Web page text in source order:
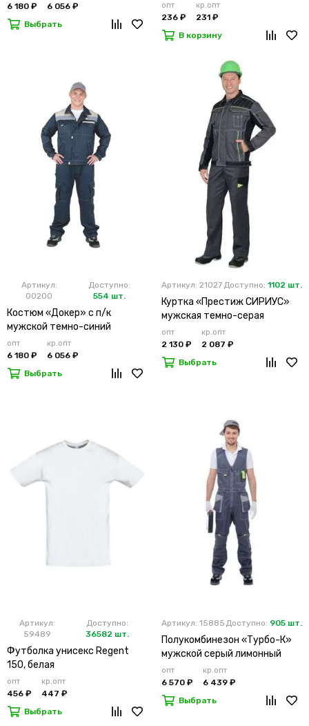
6 180 ₽
6 056 ₽
Выбрать
опт
236 ₽
кр.опт
231 ₽
В корзину
Артикул:
00200
Доступно:
554 шт.
Костюм «Докер» с п/к
мужской темно-синий
опт
6 180 ₽
кр.опт
6 056 ₽
Выбрать
Артикул: 21027 Доступно: 1102 шт.
Куртка «Престиж СИРИУС»
мужская темно-серая
опт
2 130 ₽
кр.опт
2 087 ₽
Выбрать
Артикул:
59489
Доступно:
36582 шт.
Футболка унисекс Regent
150, белая
опт
456 ₽
кр.опт
447 ₽
Выбрать
Артикул: 15885 Доступно: 905 шт.
Полукомбинезон «Турбо-К»
мужской серый лимонный
опт
6 570 ₽
кр.опт
6 439 ₽
Выбрать